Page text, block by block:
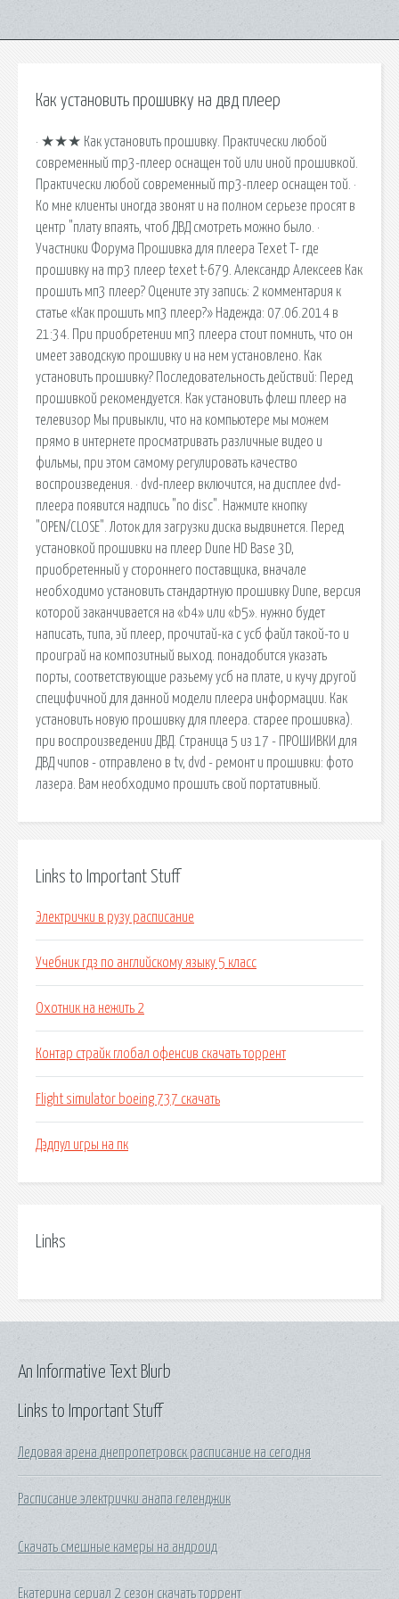
Как установить прошивку на двд плеер
· ★★★ Как установить прошивку. Практически любой
современный mp3-плеер оснащен той или иной прошивкой.
Практически любой современный mp3-плеер оснащен той. ·
Ко мне клиенты иногда звонят и на полном серьезе просят в
центр "плату впаять, чтоб ДВД смотреть можно было. ·
Участники Форума Прошивка для плеера Texet T- где
прошивку на mp3 плеер texet t-679. Александр Алексеев Как
прошить мп3 плеер? Оцените эту запись: 2 комментария к
статье «Как прошить мп3 плеер?» Надежда: 07.06.2014 в
21:34. При приобретении мп3 плеера стоит помнить, что он
имеет заводскую прошивку и на нем установлено. Как
установить прошивку? Последовательность действий: Перед
прошивкой рекомендуется. Как установить флеш плеер на
телевизор Мы привыкли, что на компьютере мы можем
прямо в интернете просматривать различные видео и
фильмы, при этом самому регулировать качество
воспроизведения. · dvd-плеер включится, на дисплее dvd-
плеера появится надпись "no disc". Нажмите кнопку
"OPEN/CLOSE". Лоток для загрузки диска выдвинется. Перед
установкой прошивки на плеер Dune HD Base 3D,
приобретенный у стороннего поставщика, вначале
необходимо установить стандартную прошивку Dune, версия
которой заканчивается на «b4» или «b5». нужно будет
написать, типа, эй плеер, прочитай-ка с усб файл такой-то и
проиграй на композитный выход. понадобится указать
порты, соответствующие разьему усб на плате, и кучу другой
специфичной для данной модели плеера информации. Как
установить новую прошивку для плеера. старее прошивка).
при воспроизведении ДВД. Страница 5 из 17 - ПРОШИВКИ для
ДВД чипов - отправлено в tv, dvd - ремонт и прошивки: фото
лазера. Вам необходимо прошить свой портативный.
Links to Important Stuff
Электрички в рузу расписание
Учебник гдз по английскому языку 5 класс
Охотник на нежить 2
Контар страйк глобал офенсив скачать торрент
Flight simulator boeing 737 скачать
Дэдпул игры на пк
Links
Links to Important Stuff
Ледовая арена днепропетровск расписание на сегодня
Расписание электрички анапа геленджик
Скачать смешные камеры на андроид
Екатерина сериал 2 сезон скачать торрент
An Informative Text Blurb